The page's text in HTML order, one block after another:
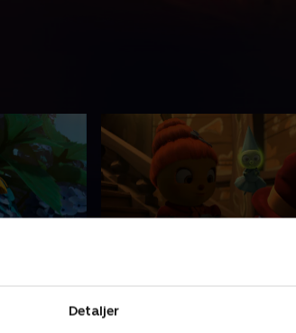
Detaljer
og en flok
Mød fårekyllingen Apollo,
dronningebien Marguerite